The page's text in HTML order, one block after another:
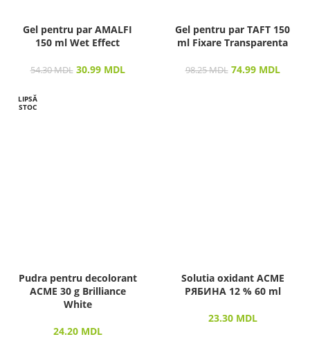
Gel pentru par AMALFI
150 ml Wet Effect
54.30MDL 30.99 MDL
Gel pentru par TAFT 150
ml Fixare Transparenta
98.25MDL 74.99 MDL
LIPSĂ
STOC
Pudra pentru decolorant
ACME 30 g Brilliance
White
24.20 MDL
Solutia oxidant ACME
РЯБИНА 12 % 60 ml
23.30 MDL